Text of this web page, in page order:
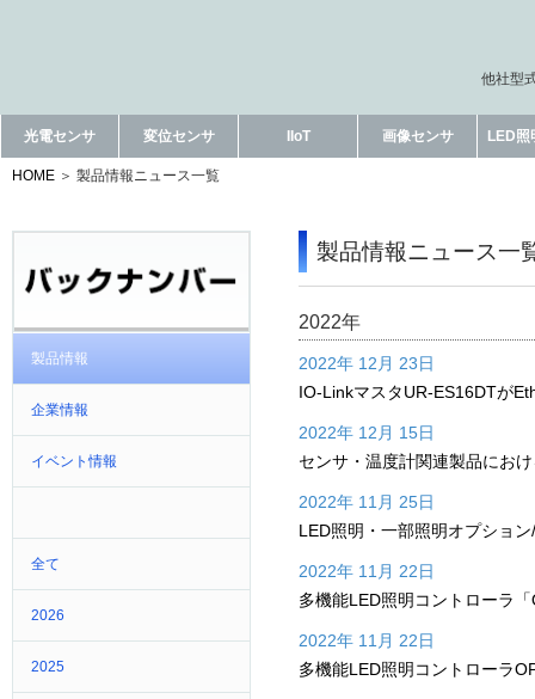
他社型
光電センサ 変位センサ IIoT 画像センサ LED照
HOME 製品情報ニュース一覧
製品情報
企業情報
イベント情報
全て
2026
2025
製品情報ニュース一
2022年
2022年 12月 23日
IO-LinkマスタUR-ES16DTが
2022年 12月 15日
センサ・温度計関連製品にお
2022年 11月 25日
LED照明・一部照明オプショ
2022年 11月 22日
多機能LED照明コントローラ
2022年 11月 22日
多機能LED照明コントローラ